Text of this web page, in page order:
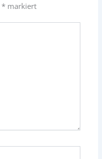
* markiert